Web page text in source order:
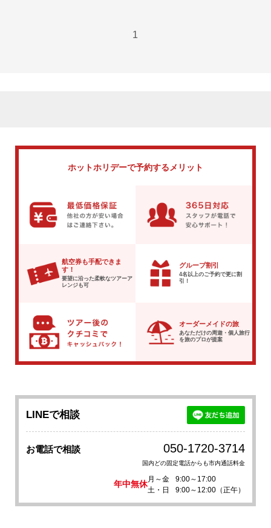
1
ホットホリデーで予約するメリット
航空券も手配できま
す！
要望に沿った柔軟なツアーア
レンジも可
グループ割引
4名以上のご予約で更に割
引！
オーダーメイドの旅
あなただけの周遊・個人旅行
を旅のプロが提案
LINEで相談
お電話で相談 050-1720-3714
国内どの固定電話からも市内通話料金
年中無休
月～金
9:00～17:00
土・日
9:00～12:00（正午）